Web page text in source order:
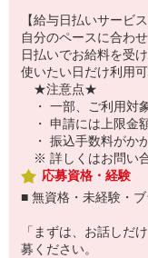
【給与日払いサービス
自分のペースに合わ
日払いでお給料を受
使いたい日だけ利用可
★注意点★
・ 一部、ご利用対
・ 申請には上限金
・ 振込手数料がか
※ 詳しくはお問い
応募資格・経験
■ 無資格・未経験・ブ
「まずは、お話しだ
募ください。